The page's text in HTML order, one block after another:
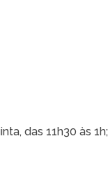
das 11h30 às